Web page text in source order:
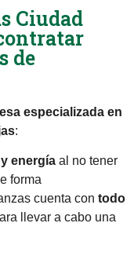
Ciudad
de
especializada en
:
energía al no tener
forma
cuenta con todo
llevar a cabo una